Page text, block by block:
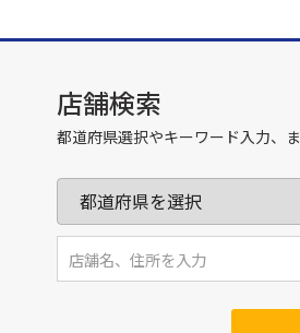
店舗検索
都道府県選択やキーワード入力、